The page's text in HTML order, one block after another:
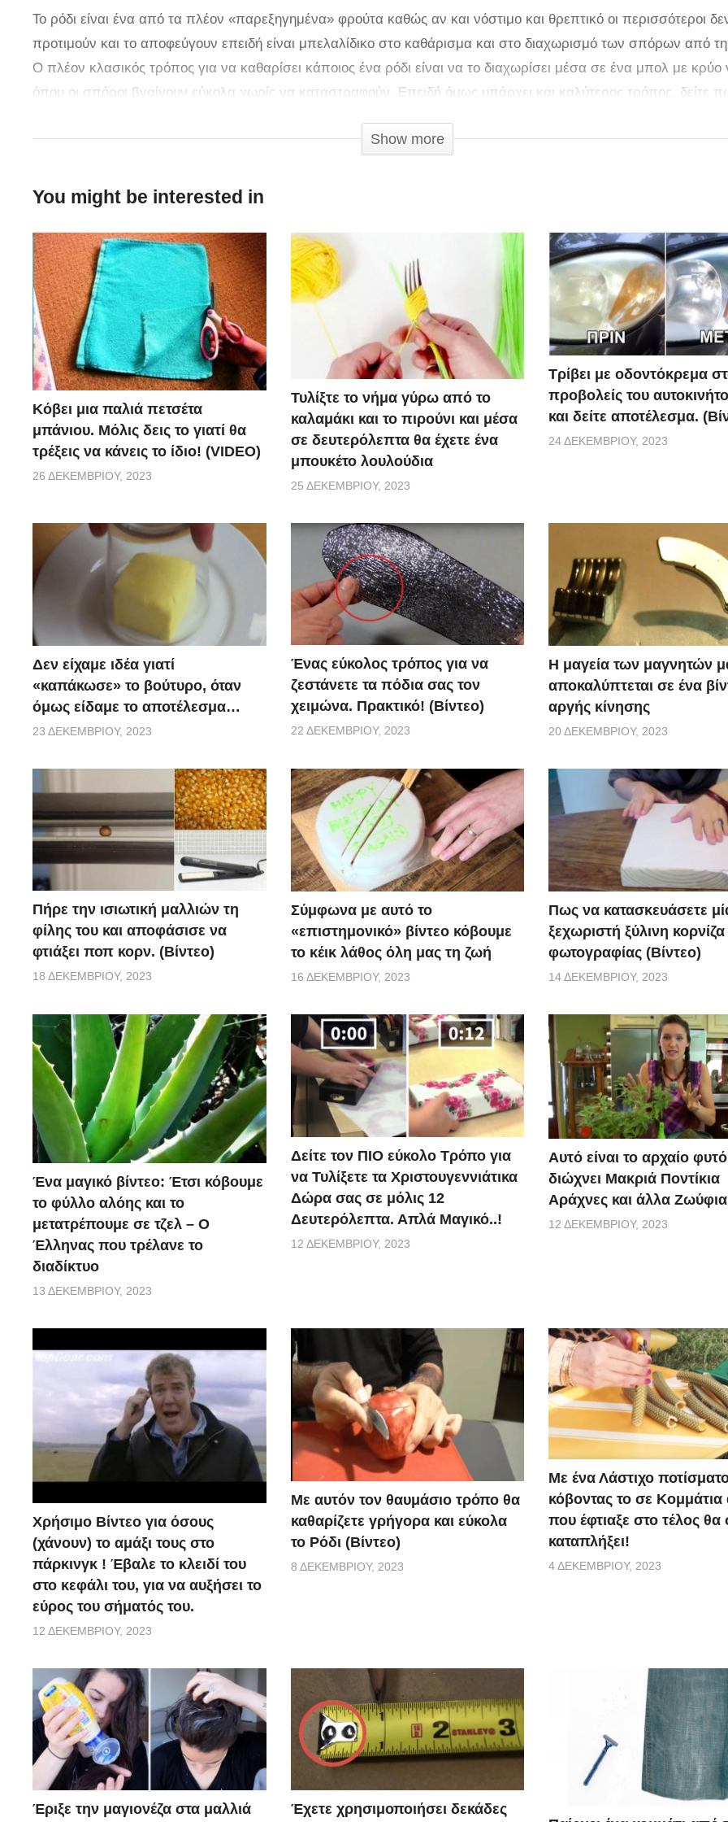
Το ρόδι είναι ένα από τα πλέον «παρεξηγημένα» φρούτα καθώς αν και νόστιμο και θρεπτικό οι περισσότεροι
προτιμούν και το αποφεύγουν επειδή είναι μπελαλίδικο στο καθάρισμα και στο διαχωρισμό των σπόρων από
Ο πλέον κλασικός τρόπος για να καθαρίσει κάποιος ένα ρόδι είναι να το διαχωρίσει μέσα σε ένα μπολ με κρύο
όπου οι σπόροι βγαίνουν εύκολα χωρίς να καταστραφούν. Επειδή όμως υπάρχει και καλύτερος τρόπος, δείτε
Show more
You might be interested in
Κόβει μια παλιά πετσέτα
μπάνιου. Μόλις δεις το γιατί θα
τρέξεις να κάνεις το ίδιο! (VIDEO)
26 ΔΕΚΕΜΒΡΊΟΥ, 2023
Τυλίξτε το νήμα γύρω από το
καλαμάκι και το πιρούνι και μέσα
σε δευτερόλεπτα θα έχετε ένα
μπουκέτο λουλούδια
25 ΔΕΚΕΜΒΡΊΟΥ, 2023
Τρίβει με οδοντόκρεμα
προβολείς του
και δείτε αποτέλεσμα.
24 ΔΕΚΕΜΒΡΊΟΥ, 2023
Δεν είχαμε ιδέα γιατί
«καπάκωσε» το βούτυρο, όταν
όμως είδαμε το αποτέλεσμα…
23 ΔΕΚΕΜΒΡΊΟΥ, 2023
Ένας εύκολος τρόπος για να
ζεστάνετε τα πόδια σας τον
χειμώνα. Πρακτικό! (Βίντεο)
22 ΔΕΚΕΜΒΡΊΟΥ, 2023
Η μαγεία των μαγνητών
αποκαλύπτεται σε ένα
αργής κίνησης
20 ΔΕΚΕΜΒΡΊΟΥ, 2023
Πήρε την ισιωτική μαλλιών τη
φίλης του και αποφάσισε να
φτιάξει ποπ κορν. (Βίντεο)
18 ΔΕΚΕΜΒΡΊΟΥ, 2023
Σύμφωνα με αυτό το
«επιστημονικό» βίντεο κόβουμε
το κέικ λάθος όλη μας τη ζωή
16 ΔΕΚΕΜΒΡΊΟΥ, 2023
Πως να κατασκευάσετε
ξεχωριστή ξύλινη κορνίζα
φωτογραφίας (Βίντεο)
14 ΔΕΚΕΜΒΡΊΟΥ, 2023
Ένα μαγικό βίντεο: Έτσι κόβουμε
το φύλλο αλόης και το
μετατρέπουμε σε τζελ – O
Έλληνας που τρέλανε το
διαδίκτυο
13 ΔΕΚΕΜΒΡΊΟΥ, 2023
Δείτε τον ΠΙΟ εύκολο Τρόπο για
να Τυλίξετε τα Χριστουγεννιάτικα
Δώρα σας σε μόλις 12
Δευτερόλεπτα. Απλά Μαγικό..!
12 ΔΕΚΕΜΒΡΊΟΥ, 2023
Αυτό είναι το αρχαίο
διώχνει Μακριά Ποντίκια
Αράχνες και άλλα
12 ΔΕΚΕΜΒΡΊΟΥ, 2023
Χρήσιμο Βίντεο για όσους
(χάνουν) το αμάξι τους στο
πάρκινγκ ! Έβαλε το κλειδί του
στο κεφάλι του, για να αυξήσει το
εύρος του σήματός του.
12 ΔΕΚΕΜΒΡΊΟΥ, 2023
Με αυτόν τον θαυμάσιο τρόπο θα
καθαρίζετε γρήγορα και εύκολα
το Ρόδι (Βίντεο)
8 ΔΕΚΕΜΒΡΊΟΥ, 2023
Με ένα Λάστιχο
κόβοντας το σε Κομμάτια
που έφτιαξε στο τέλος θα
καταπλήξει!
4 ΔΕΚΕΜΒΡΊΟΥ, 2023
Έριξε την μαγιονέζα στα μαλλιά
Έχετε χρησιμοποιήσει δεκάδες